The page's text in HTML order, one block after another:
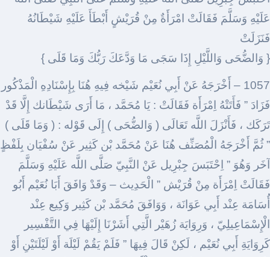
عَلَيْهِ وَسَلَّمَ فَقَالَتْ امْرَأَةٌ مِنْ قُرَيْشٍ أَبْطَأَ عَلَيْهِ شَيْطَانُهُ
فَنَزَلَتْ
{ وَالضُّحَى وَاللَّيْلِ إِذَا سَجَى مَا وَدَّعَكَ رَبُّكَ وَمَا قَلَى }
1057 – أَخْرَجَهُ عَنْ أَبِي نُعَيْم شَيْخه فِيهِ هُنَا بِإِسْنَادِهِ الْمَذْكُور
فَزَادَ ” فَأَتَتْهُ اِمْرَأَة فَقَالَتْ : يَا مُحَمَّد ، مَا أَرَى شَيْطَانك إِلَّا قَدْ
تَرَكَك ، فَأَنْزَلَ اللَّه تَعَالَى ( وَالضُّحَى ) إِلَى قَوْله : ( وَمَا قَلَى )
” ثُمَّ أَخْرَجَهُ الْمُصَنِّف هُنَا عَنْ مُحَمَّد بْن كَثِير عَنْ سُفْيَان بِلَفْظٍ
آخَر وَهُوَ ” اِحْتَبَسَ جِبْرِيل عَنْ النَّبِيّ صَلَّى اللَّه عَلَيْهِ وَسَلَّمَ
فَقَالَتْ اِمْرَأَة مِنْ قُرَيْش ” الْحَدِيث – وَقَدْ وَافَقَ أَبَا نُعَيْم أَبُو
أُسَامَة عِنْد أَبِي عَوَانَة ، وَوَافَقَ مُحَمَّد بْن كَثِير وَكِيع عِنْد
الْإِسْمَاعِيلِيّ ، وَرِوَايَة زُهَيْر الَّتِي أَشَرْنَا إِلَيْهَا فِي التَّفْسِير
كَرِوَايَةِ أَبِي نُعَيْم ، لَكِنْ قَالَ فِيهَا ” فَلَمْ يَقُمْ لَيْلَة أَوْ لَيْلَتَيْنِ أَوْ